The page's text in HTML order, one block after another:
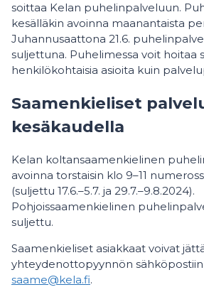
soittaa Kelan puhelinpalveluun.
kesälläkin avoinna maanantaista
Juhannusaattona 21.6.
suljettuna. Puhelimessa voit hoitaa
henkilökohtaisia asioita kuin
Saamenkieliset
kesäkaudella
Kelan koltansaamenkielinen
avoinna torstaisin klo 9–11
(suljettu 17.6.–5.7. ja 29.7.–9.8.2024).
Pohjoissaamenkielinen
suljettu.
Saamenkieliset asiakkaat voivat
yhteydenottopyynnön
saame@kela.fi.